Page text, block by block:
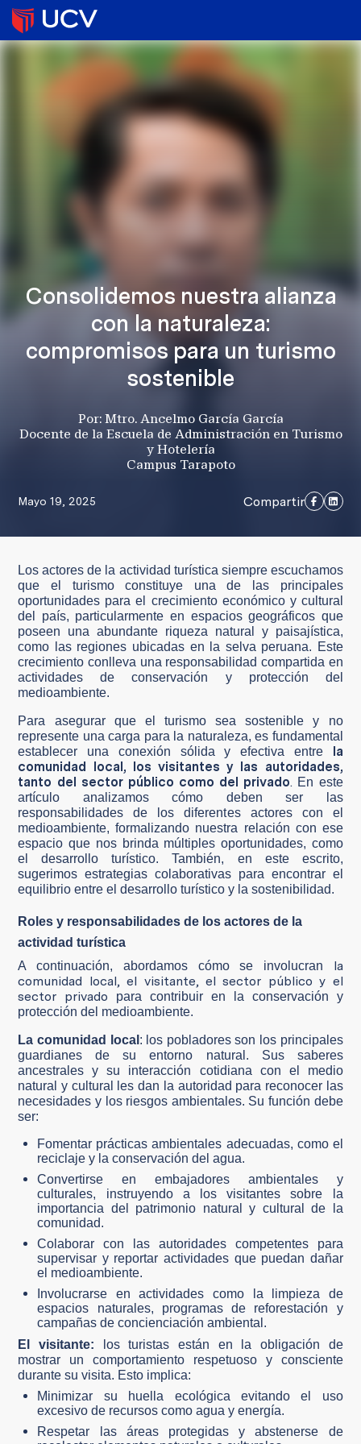
Consolidemos nuestra alianza
con la naturaleza:
compromisos para un turismo
sostenible
Por: Mtro. Ancelmo García García
Docente de la Escuela de Administración en Turismo
y Hotelería
Campus Tarapoto
Mayo 19, 2025 Compartir
Los actores de la actividad turística siempre escuchamos
que el turismo constituye una de las principales
oportunidades para el crecimiento económico y cultural
del país, particularmente en espacios geográficos que
poseen una abundante riqueza natural y paisajística,
como las regiones ubicadas en la selva peruana. Este
crecimiento conlleva una responsabilidad compartida en
actividades de conservación y protección del
medioambiente.
Para asegurar que el turismo sea sostenible y no
represente una carga para la naturaleza, es fundamental
establecer una conexión sólida y efectiva entre la
comunidad local, los visitantes y las autoridades,
tanto del sector público como del privado. En este
artículo analizamos cómo deben ser las
responsabilidades de los diferentes actores con el
medioambiente, formalizando nuestra relación con ese
espacio que nos brinda múltiples oportunidades, como
el desarrollo turístico. También, en este escrito,
sugerimos estrategias colaborativas para encontrar el
equilibrio entre el desarrollo turístico y la sostenibilidad.
Roles y responsabilidades de los actores de la
actividad turística
A continuación, abordamos cómo se involucran la
comunidad local, el visitante, el sector público y el
sector privado para contribuir en la conservación y
protección del medioambiente.
La comunidad local : los pobladores son los principales
guardianes de su entorno natural. Sus saberes
ancestrales y su interacción cotidiana con el medio
natural y cultural les dan la autoridad para reconocer las
necesidades y los riesgos ambientales. Su función debe
ser:
Fomentar prácticas ambientales adecuadas, como el
reciclaje y la conservación del agua.
Convertirse en embajadores ambientales y
culturales, instruyendo a los visitantes sobre la
importancia del patrimonio natural y cultural de la
comunidad.
Colaborar con las autoridades competentes para
supervisar y reportar actividades que puedan dañar
el medioambiente.
Involucrarse en actividades como la limpieza de
espacios naturales, programas de reforestación y
campañas de concienciación ambiental.
El visitante: los turistas están en la obligación de
mostrar un comportamiento respetuoso y consciente
durante su visita. Esto implica:
Minimizar su huella ecológica evitando el uso
excesivo de recursos como agua y energía.
Respetar las áreas protegidas y abstenerse de